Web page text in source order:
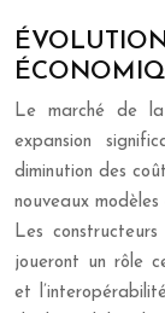
Le marché de la
expansion
diminution des
nouveaux
Les
joueront un rôle
et